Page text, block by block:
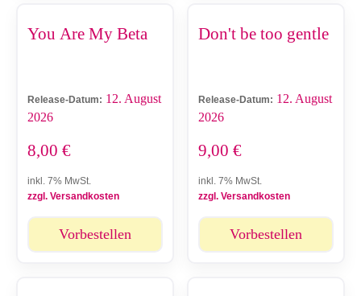
You Are My Beta
Release-Datum: 12. August
2026
8,00 €
inkl. 7% MwSt.
zzgl. Versandkosten
Vorbestellen
Don't be too gentle
Release-Datum: 12. August
2026
9,00 €
inkl. 7% MwSt.
zzgl. Versandkosten
Vorbestellen